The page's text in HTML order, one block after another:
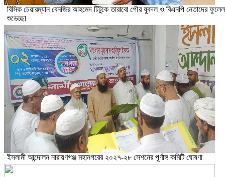
বিসিক চেয়ারম্যান বেনজির আহমেদ টিটুকে তারাবো পৌর যুবদল ও বিএনপি নেতাদের ফুলেল
শুভেচ্ছা
ইসলামী আন্দোলন নারায়ণগঞ্জ মহানগরের ২০২৭-২৮ সেশনের পূর্ণাঙ্গ কমিটি ঘোষণা